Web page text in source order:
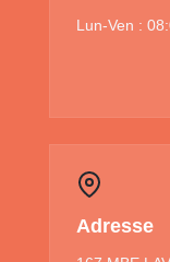
Lun-Ven :
Adresse